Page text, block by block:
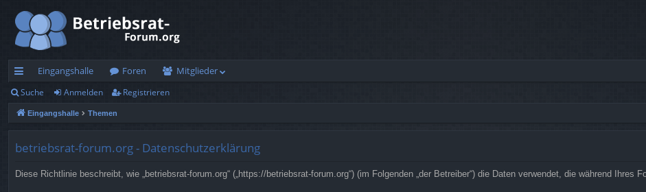
ch
ne
Eingangshalle Foren
Mitglieder
Suche Anmelden Registrieren
Eingangshalle Themen
betriebsrat-forum.org - Datenschutzerklärung
Diese Richtlinie beschreibt, wie „betriebsrat-forum.org“ („https://betriebsrat-forum.org“) (im Folgenden „der Betreiber“) die Daten verwendet, die während Ihres